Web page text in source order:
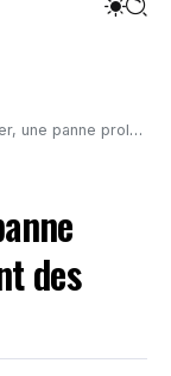
le clignotement des feux tricolores
des